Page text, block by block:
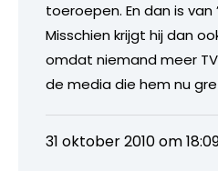
toeroepen. En dan is van
Misschien krijgt hij dan
omdat niemand meer
de media die hem nu
31 oktober 2010 om